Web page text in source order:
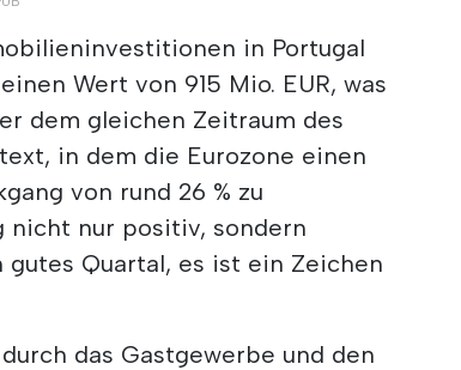
in Portugal
Wert von 915 Mio. EUR, was
dem gleichen Zeitraum des
in dem die Eurozone einen
von rund 26 % zu
nicht nur positiv, sondern
Quartal, es ist ein Zeichen
das Gastgewerbe und den